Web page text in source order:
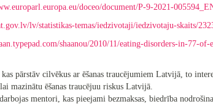
doceo/document/P-9-2021-
lv/statistikas-temas/iedzivotaji/iedzivotaju-skaits/
shaanou/2010/11/eating-disorders-in-77-
pārstāv cilvēkus ar ēšanas traucējumiem Latvijā, to
mazinātu ēšanas traucējuu riskus Latvijā.
mentori, kas pieejami bezmaksas, biedrība